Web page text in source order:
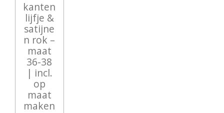
kanten
lijfje &
satijne
n rok –
maat
36-38
| incl.
op
maat
maken